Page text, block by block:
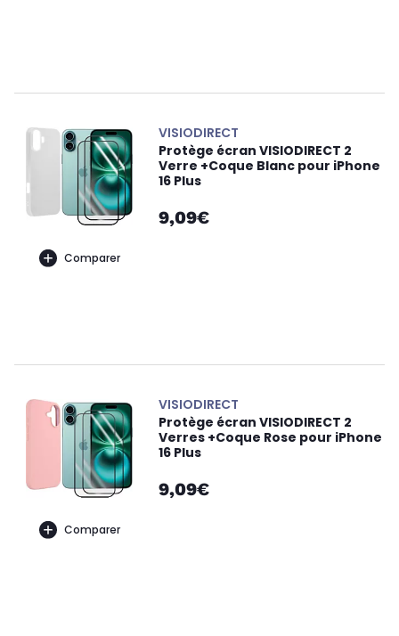
Comparer
VISIODIRECT
Protège écran VISIODIRECT 2
Verre +Coque Blanc pour iPhone
16 Plus
9,09€
Comparer
VISIODIRECT
Protège écran VISIODIRECT 2
Verres +Coque Rose pour iPhone
16 Plus
9,09€